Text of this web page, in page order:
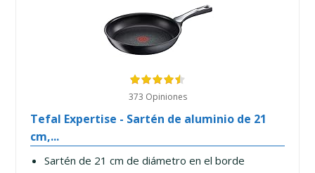
373 Opiniones
Tefal Expertise - Sartén de aluminio de 21
cm,...
Sartén de 21 cm de diámetro en el borde